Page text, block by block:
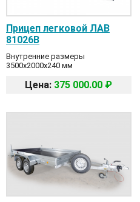
Прицеп легковой ЛАВ
81026B
Внутренние размеры
3500x2000x240 мм
Цена: 375 000.00 ₽